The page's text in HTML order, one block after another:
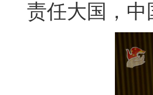
责任大国，